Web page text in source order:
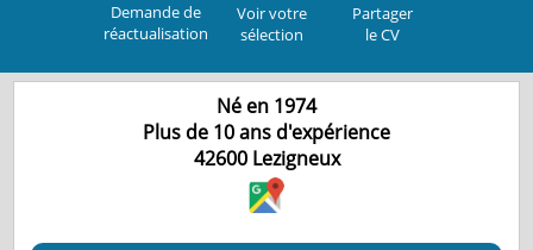
Demande de
réactualisation
Voir votre
sélection
Partager
le CV
Né en 1974
Plus de 10 ans d'expérience
42600 Lezigneux